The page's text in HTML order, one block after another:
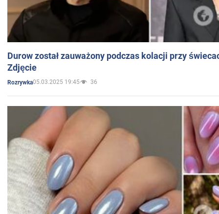
Durow został zauważony podczas kolacji przy
Zdjęcie
Rozrywka05.03.2025 19:45 36